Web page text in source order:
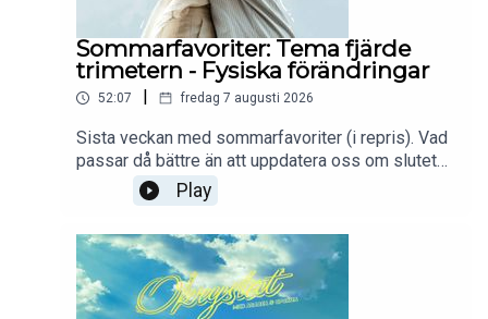
Sommarfavoriter: Tema fjärde
trimetern - Fysiska förändringar
52:07 fredag 7 augusti 2026
Sista veckan med sommarfavoriter (i repris). Vad
passar då bättre än att uppdatera oss om slutet
på födselprocessen, nämligen fjärde trimetern.
Kroppen har förändrats mycket under graviditeten,
men minst lika mycket händer efteråt, även modet
inte är lika synligt på utsidan. Vi tar upp allt det
där "som ingen berättade", så ni är fler som känner
er förberedda när det väl är er tur. Enjoy!
Play